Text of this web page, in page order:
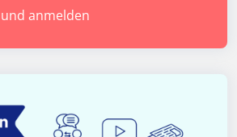
anmelden